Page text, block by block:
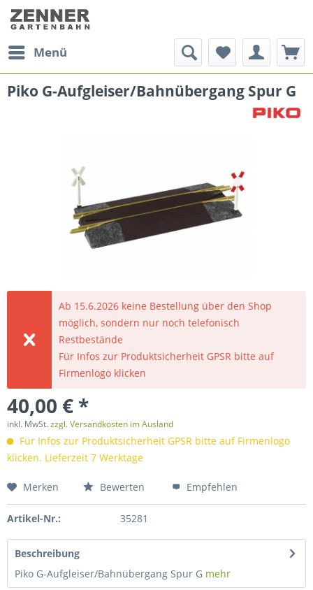
Menü
Piko G-Aufgleiser/Bahnübergang Spur G
Ab 15.6.2026 keine Bestellung über den Shop
möglich, sondern nur noch telefonisch
Restbestände
Für Infos zur Produktsicherheit GPSR bitte auf
Firmenlogo klicken
40,00 € *
inkl. MwSt.zzgl. Versandkosten im Ausland
Für Infos zur Produktsicherheit GPSR bitte auf Firmenlogo
klicken. Lieferzeit 7 Werktage
Merken Bewerten Empfehlen
Artikel-Nr.: 35281
Beschreibung
Piko G-Aufgleiser/Bahnübergang Spur G mehr